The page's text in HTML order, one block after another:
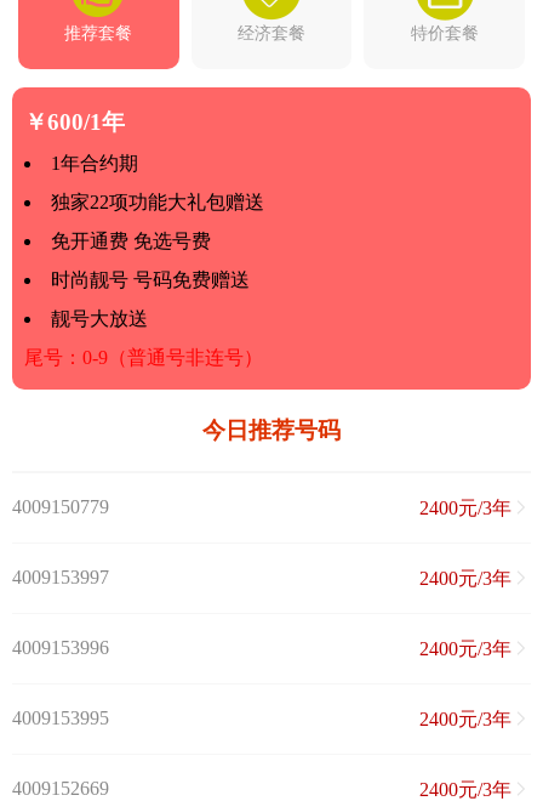
推荐套餐 经济套餐 特价套餐
￥600/1年
1年合约期
独家22项功能大礼包赠送
免开通费 免选号费
时尚靓号 号码免费赠送
靓号大放送
尾号：0-9（普通号非连号）
今日推荐号码
4009150779 2400元/3年
4009153997 2400元/3年
4009153996 2400元/3年
4009153995 2400元/3年
4009152669 2400元/3年